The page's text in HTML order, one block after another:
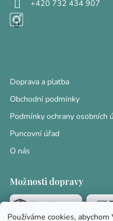
Používáme cookies,
+420 732 434 907
Doprava a platba
Obchodní podmínky
Podmínky ochrany osobních
Puncovní úřad
O nás
Možnosti dopravy